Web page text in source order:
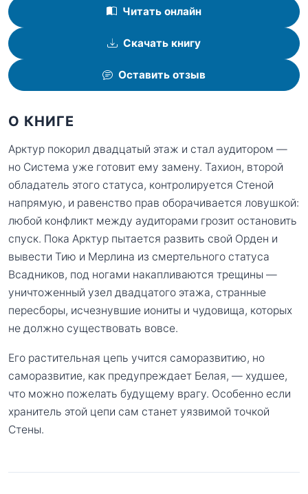
Читать онлайн
Скачать книгу
Оставить отзыв
О КНИГЕ
Арктур покорил двадцатый этаж и стал аудитором —
но Система уже готовит ему замену. Тахион, второй
обладатель этого статуса, контролируется Стеной
напрямую, и равенство прав оборачивается ловушкой:
любой конфликт между аудиторами грозит остановить
спуск. Пока Арктур пытается развить свой Орден и
вывести Тию и Мерлина из смертельного статуса
Всадников, под ногами накапливаются трещины —
уничтоженный узел двадцатого этажа, странные
пересборы, исчезнувшие иониты и чудовища, которых
не должно существовать вовсе.
Его растительная цепь учится саморазвитию, но
саморазвитие, как предупреждает Белая, — худшее,
что можно пожелать будущему врагу. Особенно если
хранитель этой цепи сам станет уязвимой точкой
Стены.